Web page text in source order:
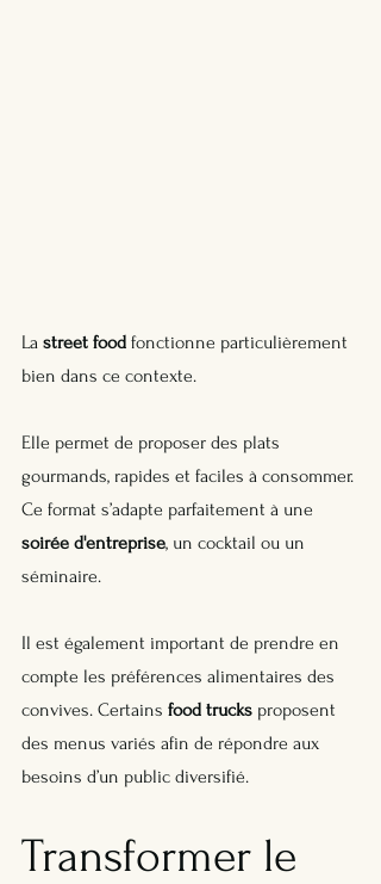
La street food fonctionne particulièrement
bien dans ce contexte.
Elle permet de proposer des plats
gourmands, rapides et faciles à consommer.
Ce format s’adapte parfaitement à une
soirée d'entreprise, un cocktail ou un
séminaire.
Il est également important de prendre en
compte les préférences alimentaires des
convives. Certains food trucks proposent
des menus variés afin de répondre aux
besoins d’un public diversifié.
Transformer le